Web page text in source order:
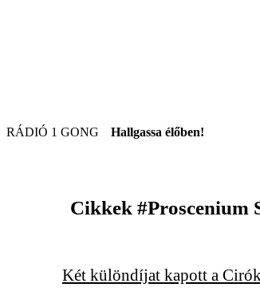
RÁDIÓ 1 GONG Hallgassa élőben!
Cikkek #Proscenium
Két különdíjat kapott a